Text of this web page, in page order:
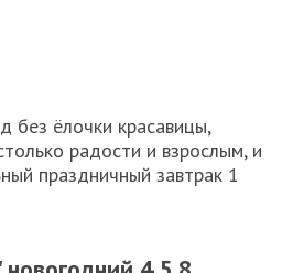
без ёлочки красавицы,
радости и взрослым, и
праздничный завтрак 1